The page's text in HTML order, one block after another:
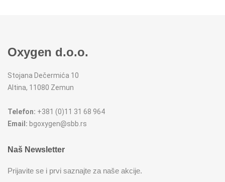
PODNE VAGE
SOKOVNICI
SERVERI
SETOVI ŠERPI
SUŠAČI ZA SUDOVE
Oxygen d.o.o.
Stojana Dečermića 10
Altina, 11080 Zemun
Telefon: +381 (0)11 31 68 964
Email: bgoxygen@sbb.rs
Naš Newsletter
Prijavite se i prvi saznajte za naše akcije.